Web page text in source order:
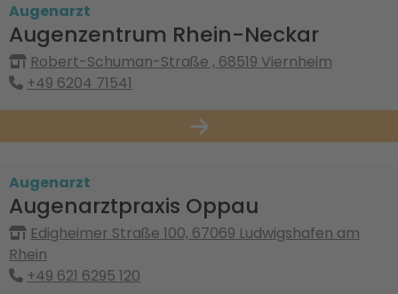
Augenarzt
Augenzentrum Rhein-Neckar
Robert-Schuman-Straße , 68519 Viernheim
+49 6204 71541
Augenarzt
Augenarztpraxis Oppau
Edigheimer Straße 100, 67069 Ludwigshafen am
Rhein
+49 621 6295 120